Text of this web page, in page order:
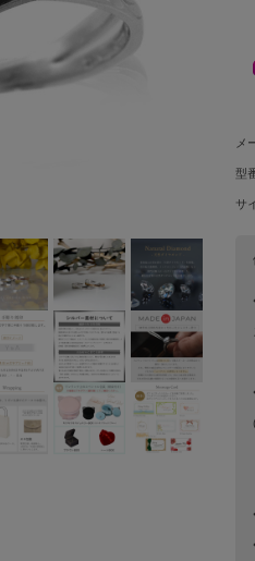
メ
型
サ